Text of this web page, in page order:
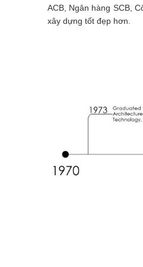
ACB, Ngân hàng SCB,
xây dựng tốt đẹp hơn.